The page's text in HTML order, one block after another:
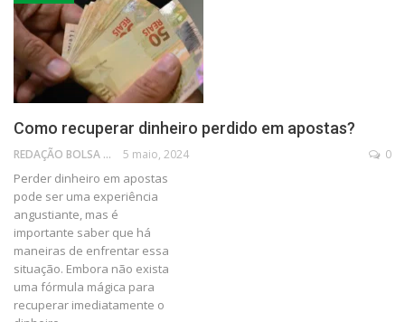
Como recuperar dinheiro perdido em apostas?
REDAÇÃO BOLSA FAMÍLIA 5 maio, 2024 0
Perder dinheiro em apostas
pode ser uma experiência
angustiante, mas é
importante saber que há
maneiras de enfrentar essa
situação. Embora não exista
uma fórmula mágica para
recuperar imediatamente o